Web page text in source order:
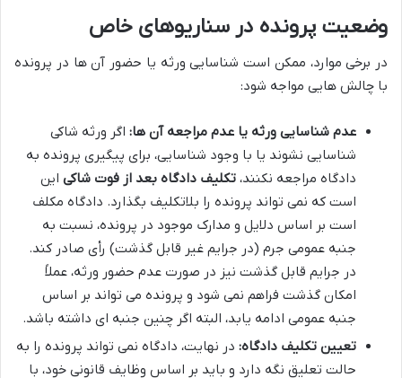
وضعیت پرونده در سناریوهای خاص
در برخی موارد، ممکن است شناسایی ورثه یا حضور آن ها در پرونده
با چالش هایی مواجه شود:
عدم شناسایی ورثه یا عدم مراجعه آن ها: اگر ورثه شاکی
شناسایی نشوند یا با وجود شناسایی، برای پیگیری پرونده به
دادگاه مراجعه نکنند، تکلیف دادگاه بعد از فوت شاکی این
است که نمی تواند پرونده را بلاتکلیف بگذارد. دادگاه مکلف
است بر اساس دلایل و مدارک موجود در پرونده، نسبت به
جنبه عمومی جرم (در جرایم غیر قابل گذشت) رأی صادر کند.
در جرایم قابل گذشت نیز در صورت عدم حضور ورثه، عملاً
امکان گذشت فراهم نمی شود و پرونده می تواند بر اساس
جنبه عمومی ادامه یابد، البته اگر چنین جنبه ای داشته باشد.
تعیین تکلیف دادگاه: در نهایت، دادگاه نمی تواند پرونده را به
حالت تعلیق نگه دارد و باید بر اساس وظایف قانونی خود، با